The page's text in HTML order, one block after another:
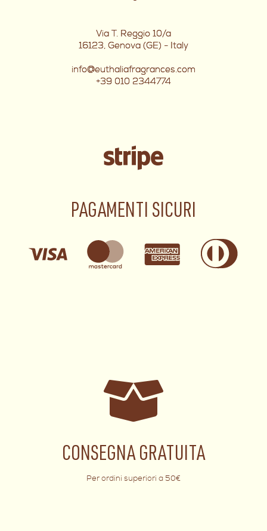
Via T. Reggio 10/a
16123, Genova (GE) - Italy
info@euthaliafragrances.com
+39 010 2344774
PAGAMENTI SICURI
CONSEGNA GRATUITA
Per ordini superiori a 50€